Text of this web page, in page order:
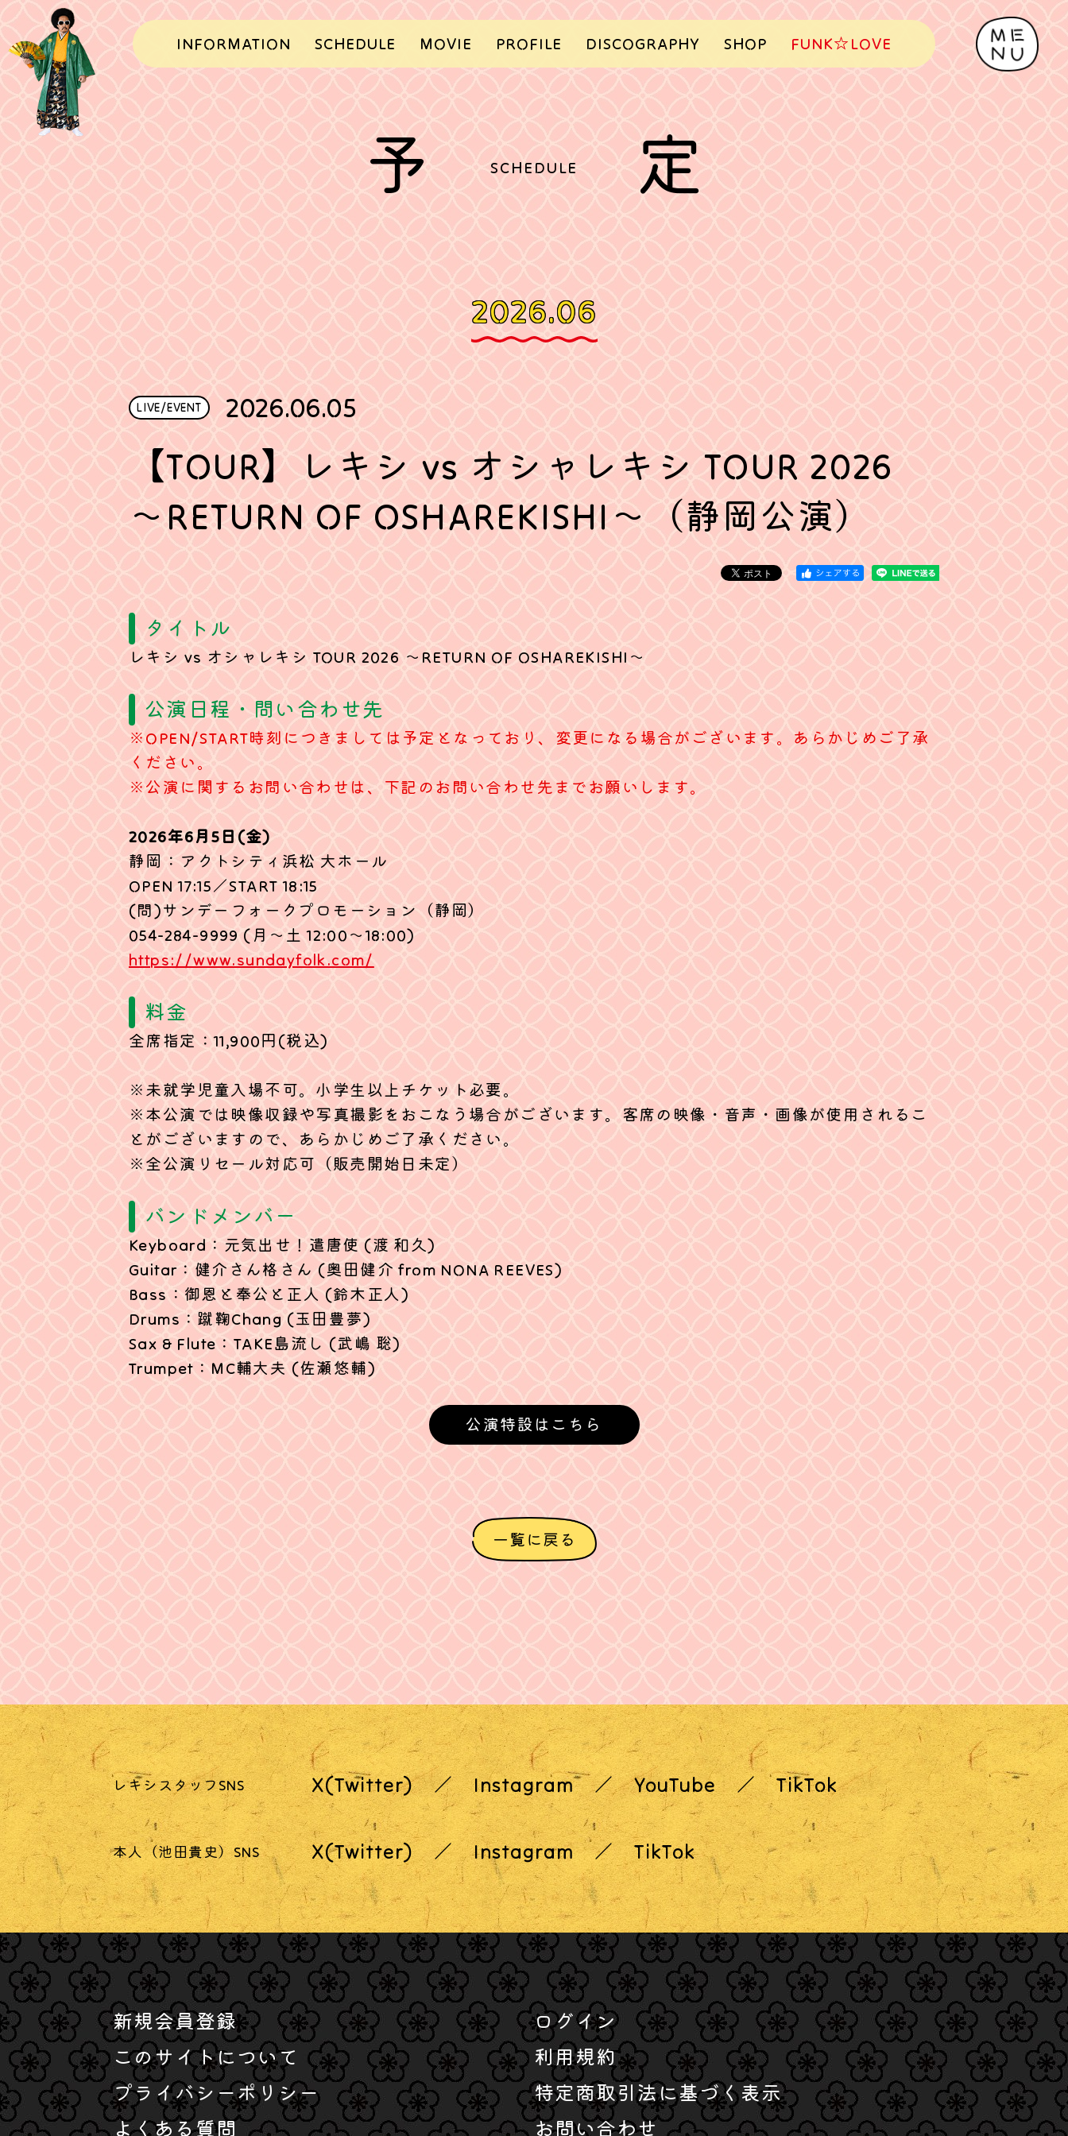
INFORMATION SCHEDULE MOVIE PROFILE DISCOGRAPHY SHOP FUNK☆LOVE
SCHEDULE
予 定
2026.06
LIVE/EVENT 2026.06.05
【TOUR】レキシ vs オシャレキシ TOUR 2026
～RETURN OF OSHAREKISHI～（静岡公演）
タイトル
レキシ vs オシャレキシ TOUR 2026 ～RETURN OF OSHAREKISHI～
公演日程・問い合わせ先
※OPEN/START時刻につきましては予定となっており、変更になる場合がございます。あらかじめご了承
ください。
※公演に関するお問い合わせは、下記のお問い合わせ先までお願いします。
2026年6月5日(金)
静岡：アクトシティ浜松 大ホール
OPEN 17:15／START 18:15
(問)サンデーフォークプロモーション（静岡）
054-284-9999 (月～土 12:00～18:00)
https://www.sundayfolk.com/
料金
全席指定：11,900円(税込)
※未就学児童入場不可。小学生以上チケット必要。
※本公演では映像収録や写真撮影をおこなう場合がございます。客席の映像・音声・画像が使用されるこ
とがございますので、あらかじめご了承ください。
※全公演リセール対応可（販売開始日未定）
バンドメンバー
Keyboard：元気出せ！遣唐使 (渡 和久)
Guitar：健介さん格さん (奥田健介 from NONA REEVES)
Bass：御恩と奉公と正人 (鈴木正人)
Drums：蹴鞠Chang (玉田豊夢)
Sax & Flute：TAKE島流し (武嶋 聡)
Trumpet：MC輔大夫 (佐瀬悠輔)
公演特設はこちら
一覧に戻る
レキシスタッフSNS X(Twitter) Instagram YouTube TikTok
本人（池田貴史）SNS X(Twitter) Instagram TikTok
新規会員登録
ログイン
このサイトについて
利用規約
プライバシーポリシー
特定商取引法に基づく表示
よくある質問
お問い合わせ